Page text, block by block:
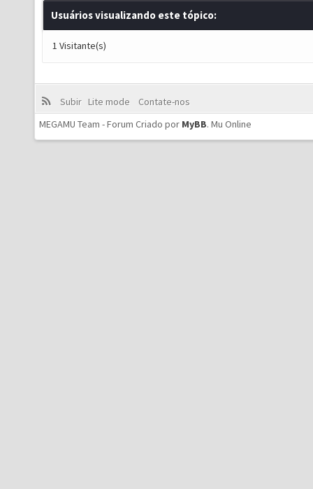
Usuários visualizando este tópico:
1 Visitante(s)
Subir Lite mode
Contate-nos
MEGAMU Team - Forum Criado por MyBB. Mu Online